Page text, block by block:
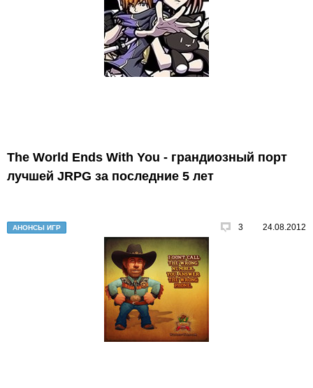
The World Ends With You - грандиозный порт
лучшей JRPG за последние 5 лет
АНОНСЫ ИГР 3 24.08.2012